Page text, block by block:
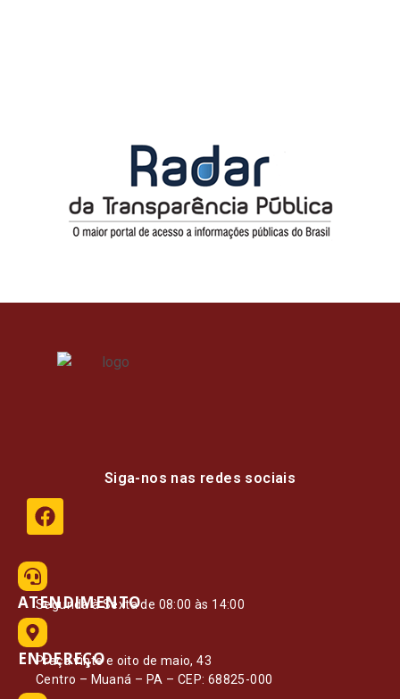
Siga-nos nas redes sociais
ATENDIMENTO
Segunda à Sexta de 08:00 às 14:00
ENDEREÇO
Praça vinte e oito de maio, 43
Centro – Muaná – PA – CEP: 68825-000